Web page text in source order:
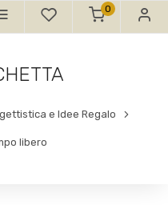
0
e Idee Regalo
libero